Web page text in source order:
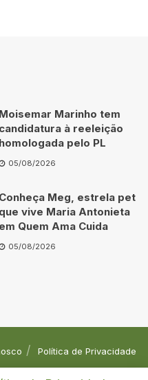
Moisemar Marinho tem
candidatura à reeleição
homologada pelo PL
05/08/2026
Conheça Meg, estrela pet
que vive Maria Antonieta
em Quem Ama Cuida
05/08/2026
Política de Privacidade